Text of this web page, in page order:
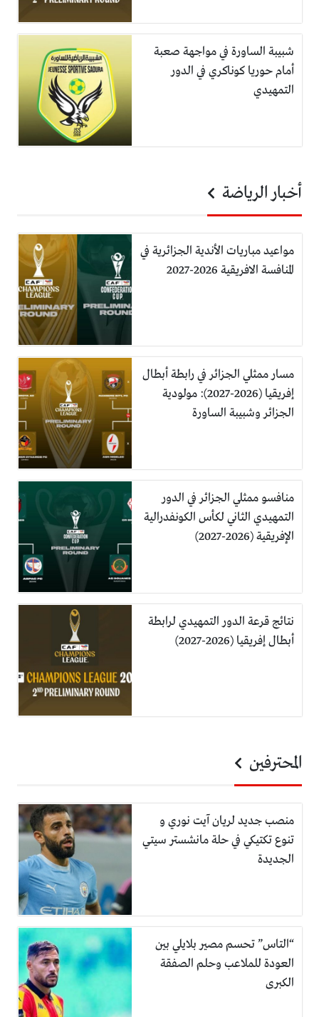
شبيبة الساورة في مواجهة صعبة
أمام حوريا كوناكري في الدور
التمهيدي
أخبار الرياضة
مواعيد مباريات الأندية الجزائرية في
المنافسة الافريقية 2026-2027
مسار ممثلي الجزائر في رابطة أبطال
إفريقيا (2026-2027): مولودية
الجزائر وشبيبة الساورة
منافسو ممثلي الجزائر في الدور
التمهيدي الثاني لكأس الكونفدرالية
الإفريقية (2026-2027)
نتائج قرعة الدور التمهيدي لرابطة
أبطال إفريقيا (2026-2027)
المحترفين
منصب جديد لريان آيت نوري و
تنوع تكتيكي في حلة مانشستر سيتي
الجديدة
“التاس” تحسم مصير بلايلي بين
العودة للملاعب وحلم الصفقة
الكبرى